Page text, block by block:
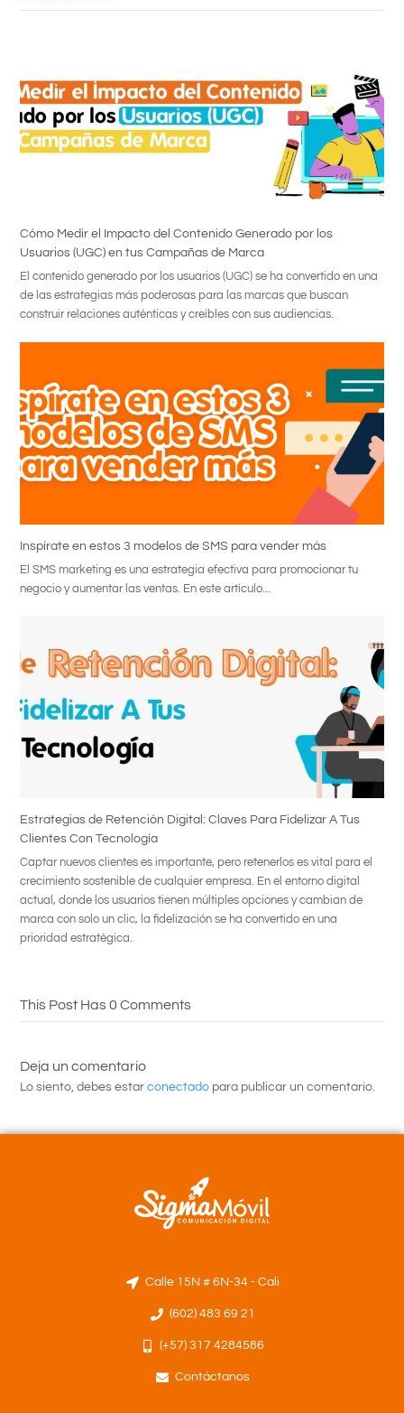
Cómo Medir el Impacto del Contenido Generado por los
Usuarios (UGC) en tus Campañas de Marca
El contenido generado por los usuarios (UGC) se ha convertido en una
de las estrategias más poderosas para las marcas que buscan
construir relaciones auténticas y creíbles con sus audiencias.
Inspírate en estos 3 modelos de SMS para vender más
El SMS marketing es una estrategia efectiva para promocionar tu
negocio y aumentar las ventas. En este artículo...
Estrategias de Retención Digital: Claves Para Fidelizar A Tus
Clientes Con Tecnología
Captar nuevos clientes es importante, pero retenerlos es vital para el
crecimiento sostenible de cualquier empresa. En el entorno digital
actual, donde los usuarios tienen múltiples opciones y cambian de
marca con solo un clic, la fidelización se ha convertido en una
prioridad estratégica.
This Post Has 0 Comments
Deja un comentario
Lo siento, debes estarconectado para publicar un comentario.
Calle 15N # 6N-34 - Cali
(602) 483 69 21
(+57) 317 4284586
Contáctanos